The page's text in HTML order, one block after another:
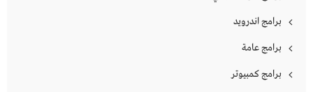
برامج اندرويد
برامج عامة
برامج كمبيوتر